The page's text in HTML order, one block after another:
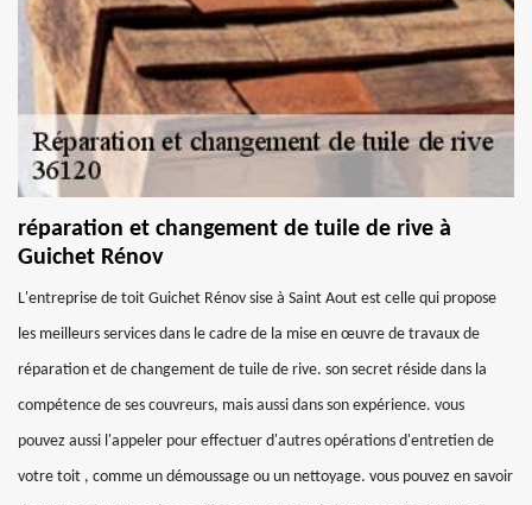
réparation et changement de tuile de rive à
Guichet Rénov
L'entreprise de toit Guichet Rénov sise à Saint Aout est celle qui propose
les meilleurs services dans le cadre de la mise en œuvre de travaux de
réparation et de changement de tuile de rive. son secret réside dans la
compétence de ses couvreurs, mais aussi dans son expérience. vous
pouvez aussi l'appeler pour effectuer d'autres opérations d'entretien de
votre toit , comme un démoussage ou un nettoyage. vous pouvez en savoir